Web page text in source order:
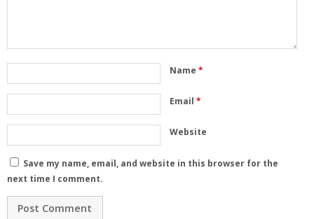
Name *
Email *
Website
Save my name, email, and website in this browser for the
next time I comment.